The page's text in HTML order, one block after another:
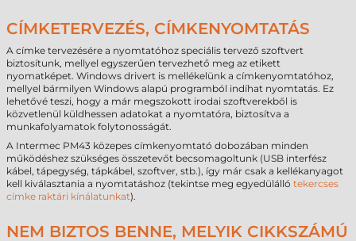
CÍMKETERVEZÉS, CÍMKENYOMTATÁS
A címke tervezésére a nyomtatóhoz speciális tervező szoftvert
biztosítunk, mellyel egyszerűen tervezhető meg az etikett
nyomatképet. Windows drivert is mellékelünk a címkenyomtatóhoz,
mellyel bármilyen Windows alapú programból indíhat nyomtatás. Ez
lehetővé teszi, hogy a már megszokott irodai szoftverekből is
közvetlenül küldhessen adatokat a nyomtatóra, biztosítva a
munkafolyamatok folytonosságát.
A Intermec PM43 közepes címkenyomtató dobozában minden
működéshez szükséges összetevőt becsomagoltunk (USB interfész
kábel, tápegység, tápkábel, szoftver, stb.), így már csak a kellékanyagot
kell kiválasztania a nyomtatáshoz (tekintse meg egyedülálló tekercses
címke raktári kínálatunkat).
NEM BIZTOS BENNE, MELYIK CIKKSZÁMÚ